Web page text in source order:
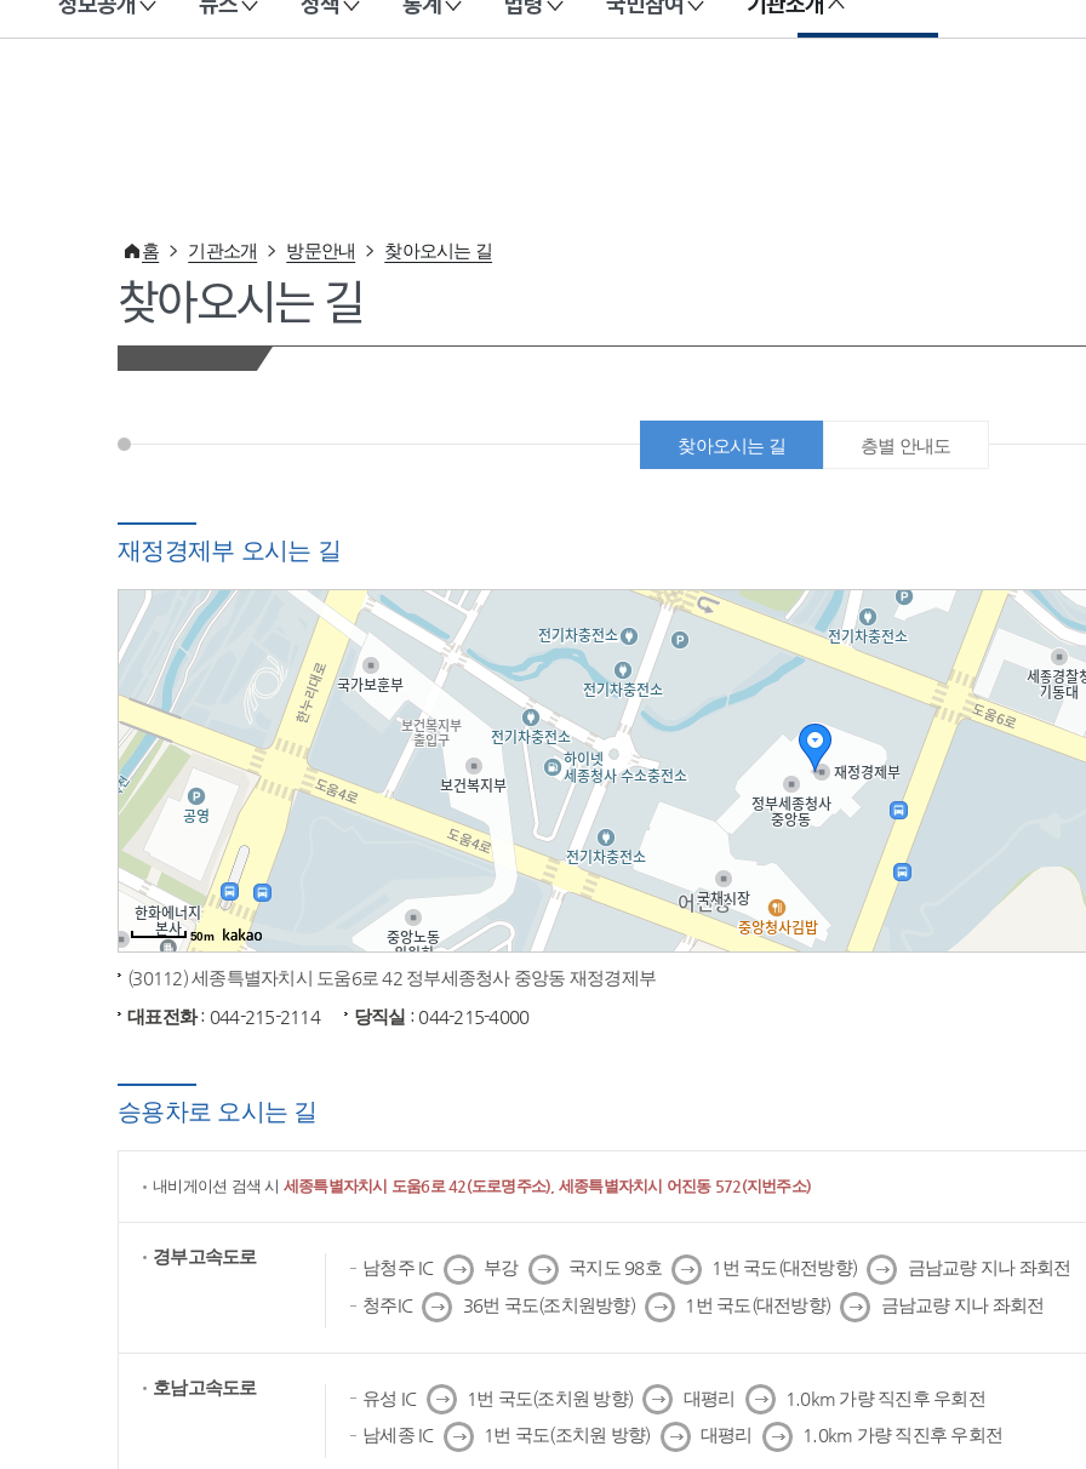
이 누리집은 대한민국 공식 전자정부 누리집입니다.
홈 기관소개 방문안내 찾아오시는 길
찾아오시는 길
찾아오시는 길 층별 안내도
재정경제부 오시는 길
50m
(30112) 세종특별자치시 도움6로 42 정부세종청사 중앙동 재정경제부
대표전화: 044-215-2114 당직실 : 044-215-4000
승용차로 오시는 길
내비게이션 검색 시 세종특별자치시 도움6로 42(도로명주소), 세종특별자치시 어진동 572(지번주소)
경부고속도로
남청주 IC 다
음
부강 다
음
국지도 98호 다
음
1번 국도(대전방향) 다
음
금남교량 지나 좌회전
청주IC 다
음
36번 국도(조치원방향) 다
음
1번 국도(대전방향) 다
음
금남교량 지나 좌회전
호남고속도로
유성 IC 다
음
1번 국도(조치원 방향) 다
음
대평리 다
음
1.0km 가량 직진후 우회전
남세종 IC 다
음
1번 국도(조치원 방향) 다
음
대평리 다
음
1.0km 가량 직진후 우회전